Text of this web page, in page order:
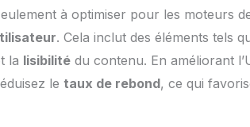
à optimiser pour les moteurs
. Cela inclut des éléments tels
la lisibilitédu contenu. En améliorant
le taux de rebond, ce qui